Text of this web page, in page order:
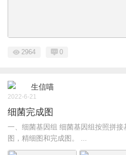
2964 0
生信喵
2022-6-21
细菌完成图
一、细菌基因组 细菌基因组按照拼
图，精细图和完成图。 ...